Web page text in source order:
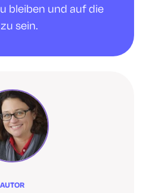
bleiben und auf die
sein.
AUTOR